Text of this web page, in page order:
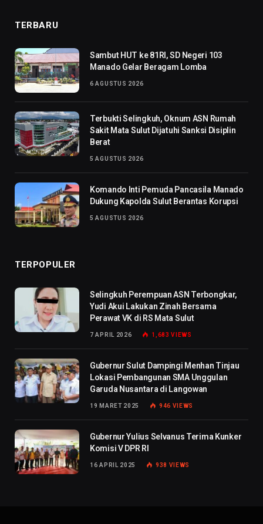
TERBARU
Sambut HUT ke 81RI, SD Negeri 103
Manado Gelar Beragam Lomba
6 AGUSTUS 2026
Terbukti Selingkuh, Oknum ASN Rumah
Sakit Mata Sulut Dijatuhi Sanksi Disiplin
Berat
5 AGUSTUS 2026
Komando Inti Pemuda Pancasila Manado
Dukung Kapolda Sulut Berantas Korupsi
5 AGUSTUS 2026
TERPOPULER
Selingkuh Perempuan ASN Terbongkar,
Yudi Akui Lakukan Zinah Bersama
Perawat VK di RS Mata Sulut
7 APRIL 2026 1,683VIEWS
Gubernur Sulut Dampingi Menhan Tinjau
Lokasi Pembangunan SMA Unggulan
Garuda Nusantara di Langowan
19 MARET 2025 946 VIEWS
Gubernur Yulius Selvanus Terima Kunker
Komisi V DPR RI
16 APRIL 2025 938 VIEWS